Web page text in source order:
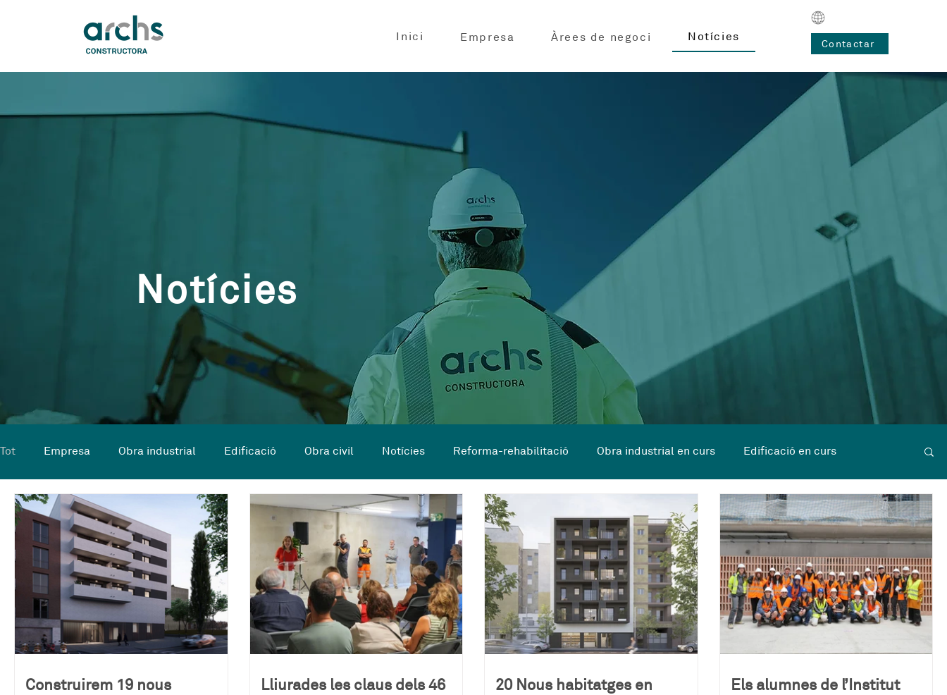
Inici Empresa Àrees de negoci Notícies Contactar
Tot Empresa Obra industrial Edificació Obra civil Notícies Reforma-rehabilitació Obra industrial en curs Edificació en curs
Obra civil en curs Reformes en curs Obres en curs
Construirem 19 nous
Lliurades les claus dels 46
20 Nous habitatges en
Els alumnes de l’Institut
Notícies